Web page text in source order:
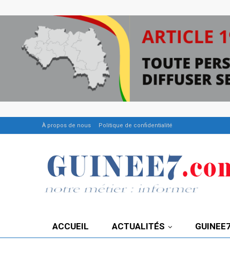
À propos de nous Politique de confidentialité
ACCUEIL ACTUALITÉS